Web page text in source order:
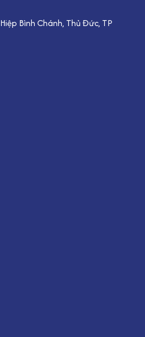
Bình Chánh, Thủ Đức, TP